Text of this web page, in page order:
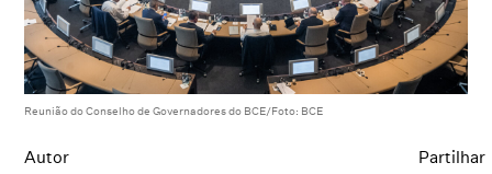
Reunião do Conselho de Governadores do BCE/Foto: BCE
Autor Partilhar